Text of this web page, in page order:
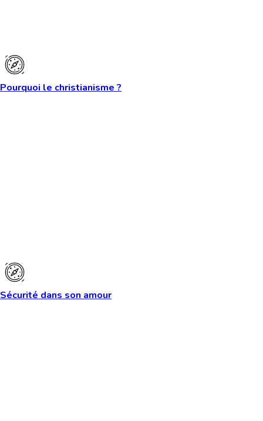
Pourquoi le christianisme ?
Sécurité dans son amour